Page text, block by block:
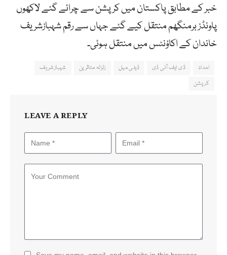
خبر کے مطابق پاکستان میں کرپشن سے چرائے گئے لاکھوں
پاونڈز برمنگھم منتقل کیے گئے جہاں سے رقم شہبازشریف
خاندان کے اکاؤنٹس میں منتقل ہوئی۔
امداد ڈی ایف آئی ڈی ڈیلی میل زلزلہ متاثرین
شہبازشریف
کرپشن
LEAVE A REPLY